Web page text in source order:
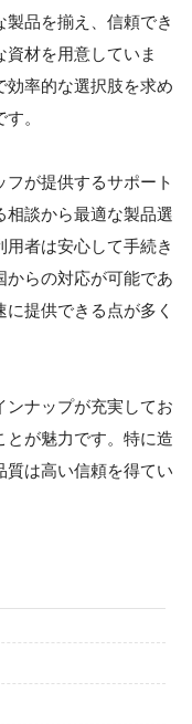
品を揃え、信頼でき
材を用意していま
効率的な選択肢を求め
。
が提供するサポート
相談から最適な製品選
者は安心して手続き
からの対応が可能であ
提供できる点が多く
ンナップが充実してお
とが魅力です。特に造
質は高い信頼を得てい